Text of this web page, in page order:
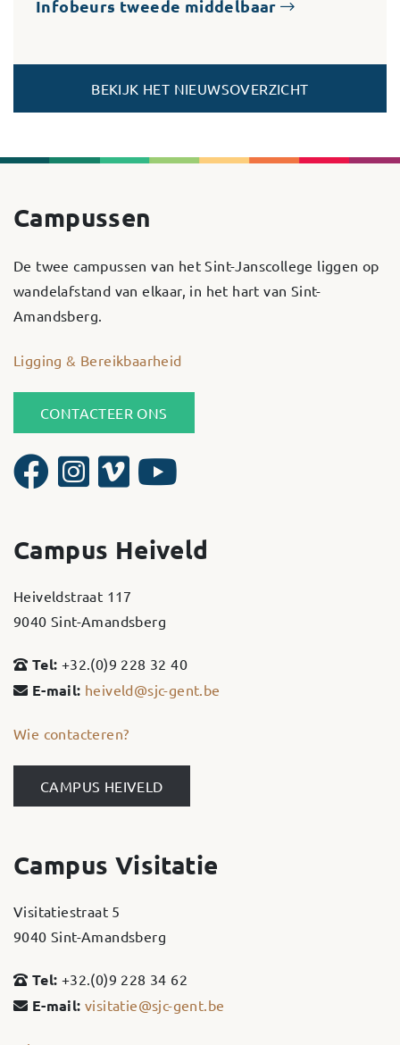
Infobeurs tweede middelbaar
BEKIJK HET NIEUWSOVERZICHT
Campussen
De twee campussen van het Sint-Janscollege liggen op
wandelafstand van elkaar, in het hart van Sint-
Amandsberg.
Ligging & Bereikbaarheid
CONTACTEER ONS
Campus Heiveld
Heiveldstraat 117
9040 Sint-Amandsberg
Tel: +32.(0)9 228 32 40
E-mail: heiveld@sjc-gent.be
Wie contacteren?
CAMPUS HEIVELD
Campus Visitatie
Visitatiestraat 5
9040 Sint-Amandsberg
Tel: +32.(0)9 228 34 62
E-mail: visitatie@sjc-gent.be